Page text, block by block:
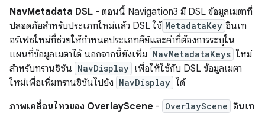
NavMetadata DSL - ตอนนี้ Navigation3 มี DSL ข้อมูลเมตาที่
ปลอดภัยสำหรับประเภทใหม่แล้ว DSL ใช้ MetadataKey อินเท
อร์เฟซใหม่ที่ช่วยให้กำหนดประเภทคีย์และค่าที่ต้องการระบุใน
แผนที่ข้อมูลเมตาได้ นอกจากนี้ยังเพิ่ม NavMetadataKeys ใหม่
สำหรับทรานซิชัน NavDisplay เพื่อให้ใช้กับ DSL ข้อมูลเมตา
ใหม่เพื่อเพิ่มทรานซิชันไปยัง NavDisplay ได้
ภาพเคลื่อนไหวของ OverlayScene - OverlayScene อินเท